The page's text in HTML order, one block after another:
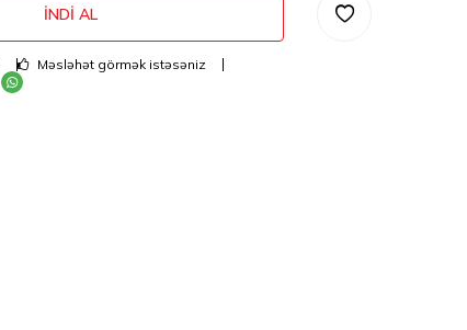
İNDI AL
Məsləhət görmək istəsəniz